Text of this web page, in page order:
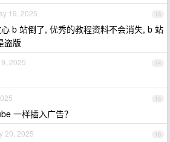
13
19, 2025
b 站倒了, 优秀的教程资料不会消失, b 站
盗版
14
2025
15
一样插入广告？
16
20, 2025